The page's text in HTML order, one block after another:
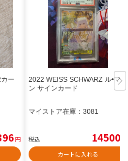
ー
円
2022 WEISS SCHWARZ ル•マラ
ン サインカード
マイストア在庫： 3081
税込 14500
カートに入れる